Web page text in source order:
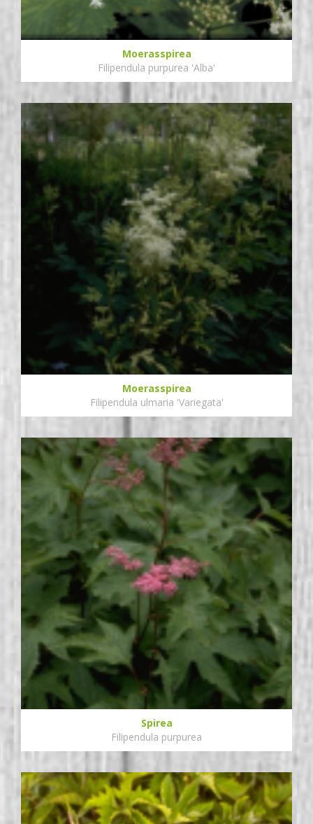
Moerasspirea
Filipendula purpurea 'Alba'
Moerasspirea
Filipendula ulmaria 'Variegata'
Spirea
Filipendula purpurea